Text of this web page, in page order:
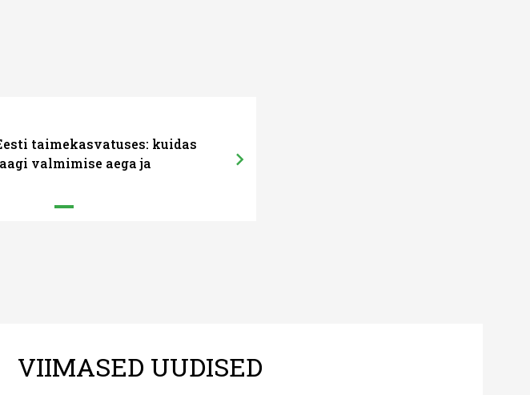
taimekasvatuses: kuidas
valmimise aega ja
VIIMASED UUDISED